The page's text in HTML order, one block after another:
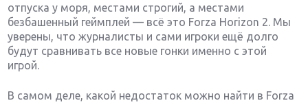
отпуска у моря, местами строгий, а местами
безбашенный геймплей — всё это Forza Horizon 2. Мы
уверены, что журналисты и сами игроки ещё долго
будут сравнивать все новые гонки именно с этой
игрой.
В самом деле, какой недостаток можно найти в Forza